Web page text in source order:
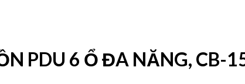
PDU 6 Ổ ĐA NĂNG, CB-